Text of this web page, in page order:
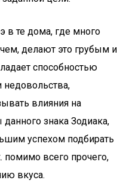
в те дома, где много
делают это грубым и
способностью
недовольства,
влияния на
знака Зодиака,
успехом подбирать
помимо всего прочего,
вкуса.